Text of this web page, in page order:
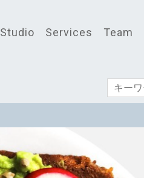
Studio Services Team